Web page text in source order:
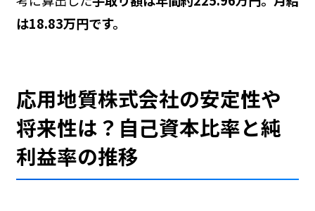
は18.83万円です。
応用地質株式会社の安定性や
将来性は？自己資本比率と純
利益率の推移